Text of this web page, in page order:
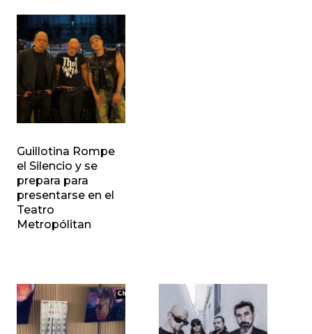
Guillotina Rompe
el Silencio y se
prepara para
presentarse en el
Teatro
Metropólitan